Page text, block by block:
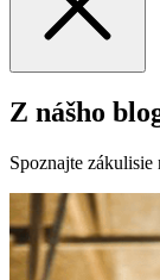
Z nášho
Spoznajte zákulisie